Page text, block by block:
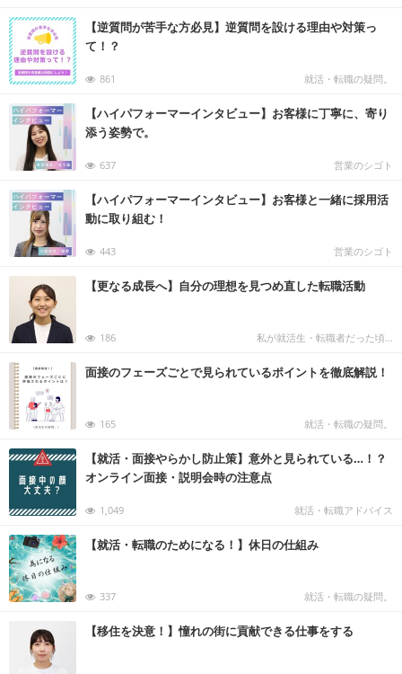
【逆質問が苦手な方必見】逆質問を設ける理由や対策っ
て！？
861 就活・転職の疑問。
【ハイパフォーマーインタビュー】お客様に丁寧に、寄り
添う姿勢で。
637 営業のシゴト
【ハイパフォーマーインタビュー】お客様と一緒に採用活
動に取り組む！
443 営業のシゴト
【更なる成長へ】自分の理想を見つめ直した転職活動
186 私が就活生・転職者だった頃…
面接のフェーズごとで見られているポイントを徹底解説！
165 就活・転職の疑問。
【就活・面接やらかし防止策】意外と見られている…！？
オンライン面接・説明会時の注意点
1,049 就活・転職アドバイス
【就活・転職のためになる！】休日の仕組み
337 就活・転職の疑問。
【移住を決意！】憧れの街に貢献できる仕事をする